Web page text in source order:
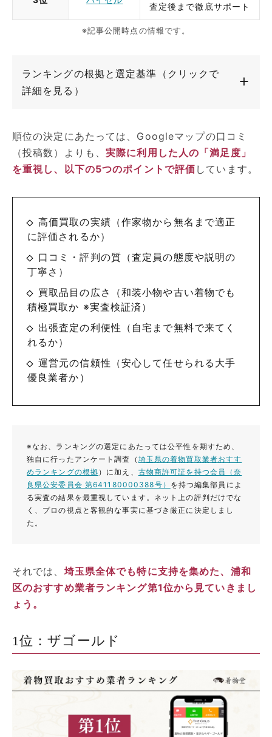
査定後まで徹底サポート
※記事公開時点の情報です。
ランキングの根拠と選定基準（クリックで
詳細を見る）
順位の決定にあたっては、Googleマップの口コミ
（投稿数）よりも、実際に利用した人の「満足度」
を重視し、以下の5つのポイントで評価 しています。
高価買取の実績（作家物から無名まで適正
に評価されるか）
口コミ・評判の質（査定員の態度や説明の
丁寧さ）
買取品目の広さ（和装小物や古い着物でも
積極買取か ※実査検証済）
出張査定の利便性（自宅まで無料で来てく
れるか）
運営元の信頼性（安心して任せられる大手
優良業者か）
※なお、ランキングの選定にあたっては公平性を期すため、
独自に行ったアンケート調査（ 埼玉県の着物買取業者おすす
めランキングの根拠 ）に加え、 古物商許可証を持つ会員（奈
良県公安委員会 第641180000388号） を持つ編集部員によ
る実査の結果を最重視しています。ネット上の評判だけでな
く、プロの視点と客観的な事実に基づき厳正に決定しまし
た。
それでは、 埼玉県全体でも特に支持を集めた、浦和
区のおすすめ業者ランキング第1位から見ていきまし
ょう。
1位：ザゴールド